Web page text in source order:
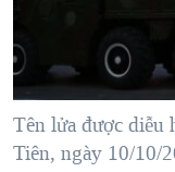
ĐỜI SỐNG
KINH TẾ
KHOA HỌC
HÀNH TRÌNH
MỘT NĂM CHIẾN
GIẢI MÃ VÀNH
NGÀY TỊ NẠN
NGHE
MẠNG XÃ HỘI
Tên lửa được diễu
Tiên, ngày 10/10/